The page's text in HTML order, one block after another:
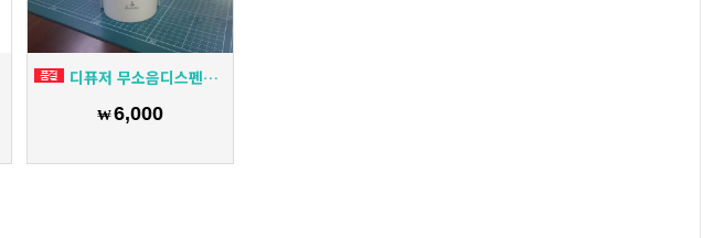
디퓨저 무소음디스펜서(대형) 조이솔
₩6,000